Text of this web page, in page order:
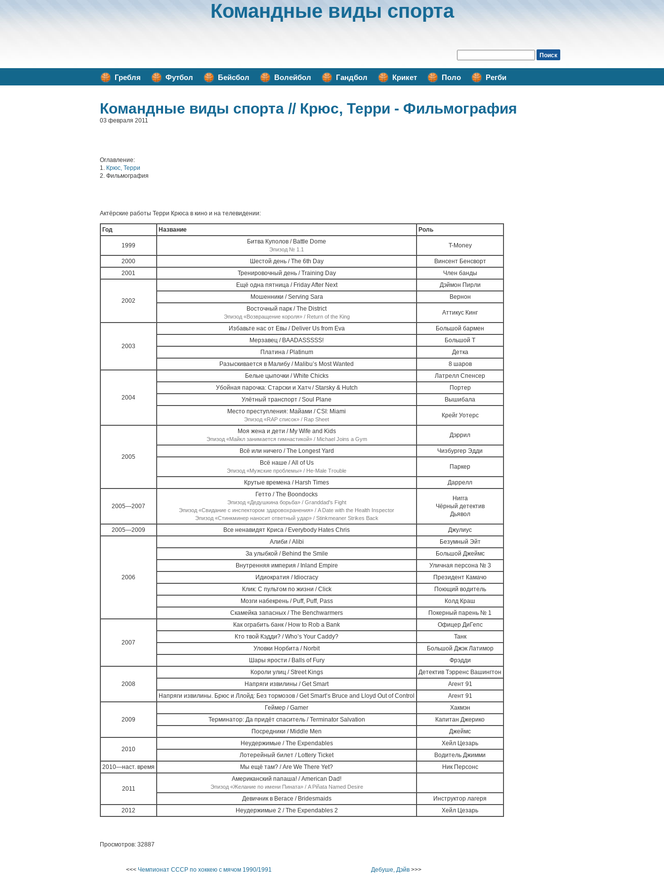
Командные виды спорта
Гребля Футбол Бейсбол Волейбол Гандбол Крикет Поло Регби
Командные виды спорта // Крюс, Терри - Фильмография
03 февраля 2011
Оглавление:
1. Крюс, Терри
2. Фильмография
Актёрские работы Терри Крюса в кино и на телевидении:
Год Название Роль
1999
Битва Куполов / Battle Dome
Эпизод № 1.1
T-Money
2000 Шестой день / The 6th Day
Винсент Бенсворт
2001
Тренировочный день / Training Day Член банды
2002
Ещё одна пятница / Friday After Next
Дэймон Пирли
Мошенники / Serving Sara
Вернон
Восточный парк / The District
Эпизод «Возвращение короля» / Return of the King
Аттикус Кинг
2003
Избавьте нас от Евы / Deliver Us from Eva
Большой бармен
Мерзавец / BAADASSSSS!
Большой Т
Платина / Platinum
Детка
Разыскивается в Малибу / Malibu’s Most Wanted
8 шаров
2004
Белые цыпочки / White Chicks
Латрелл Спенсер
Убойная парочка: Старски и Хатч / Starsky & Hutch
Портер
Улётный транспорт / Soul Plane
Вышибала
Место преступления: Майами / CSI: Miami
Эпизод «RAP список» / Rap Sheet
Крейг Уотерс
2005
Моя жена и дети / My Wife and Kids
Эпизод «Майкл занимается гимнастикой» / Michael Joins a Gym
Дэррил
Всё или ничего / The Longest Yard
Чизбургер Эдди
Всё наше / All of Us
Эпизод «Мужские проблемы» / He-Male Trouble
Паркер
Крутые времена / Harsh Times Даррелл
2005—2007
Гетто / The Boondocks
Эпизод «Дедушкина борьба» / Granddad's Fight
Эпизод «Свидание с инспектором здаровохранения» / A Date with the Health Inspector
Эпизод «Стинкминер наносит ответный удар» / Stinkmeaner Strikes Back
Нигга
Чёрный детектив
Дьявол
2005—2009 Все ненавидят Криса / Everybody Hates Chris Джулиус
2006
Алиби / Alibi
Безумный Эйт
За улыбкой / Behind the Smile
Большой Джеймс
Внутренняя империя / Inland Empire
Уличная персона № 3
Идиократия / Idiocracy
Президент Камачо
Клик: С пультом по жизни / Click
Поющий водитель
Мозги набекрень / Puff, Puff, Pass
Колд Краш
Скамейка запасных / The Benchwarmers
Покерный парень № 1
2007
Как ограбить банк / How to Rob a Bank
Офицер ДиГепс
Кто твой Кэдди? / Who’s Your Caddy?
Танк
Уловки Норбита / Norbit
Большой Джэк Латимор
Шары ярости / Balls of Fury
Фрэдди
2008
Короли улиц / Street Kings
Детектив Тэрренс Вашингтон
Напряги извилины / Get Smart
Агент 91
Напряги извилины. Брюс и Ллойд: Без тормозов / Get Smart’s Bruce and Lloyd Out of Control
Агент 91
2009
Геймер / Gamer
Хакмэн
Терминатор: Да придёт спаситель / Terminator Salvation
Капитан Джерико
Посредники / Middle Men
Джеймс
2010
Неудержимые / The Expendables
Хейл Цезарь
Лотерейный билет / Lottery Ticket
Водитель Джимми
2010—наст. время
Мы ещё там? / Are We There Yet? Ник Персонс
2011
Американский папаша! / American Dad!
Эпизод «Желание по имени Пината» / A Piñata Named Desire
Девичник в Вегасе / Bridesmaids
Инструктор лагеря
2012
Неудержимые 2 / The Expendables 2 Хейл Цезарь
Просмотров: 32887
<<< Чемпионат СССР по хоккею с мячом 1990/1991 Дебуше, Дэйв>>>